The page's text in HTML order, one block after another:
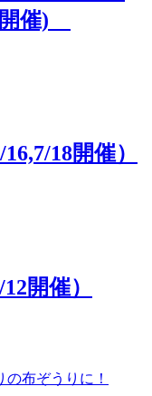
開催)
18開催）
開催）
布ぞうりに！